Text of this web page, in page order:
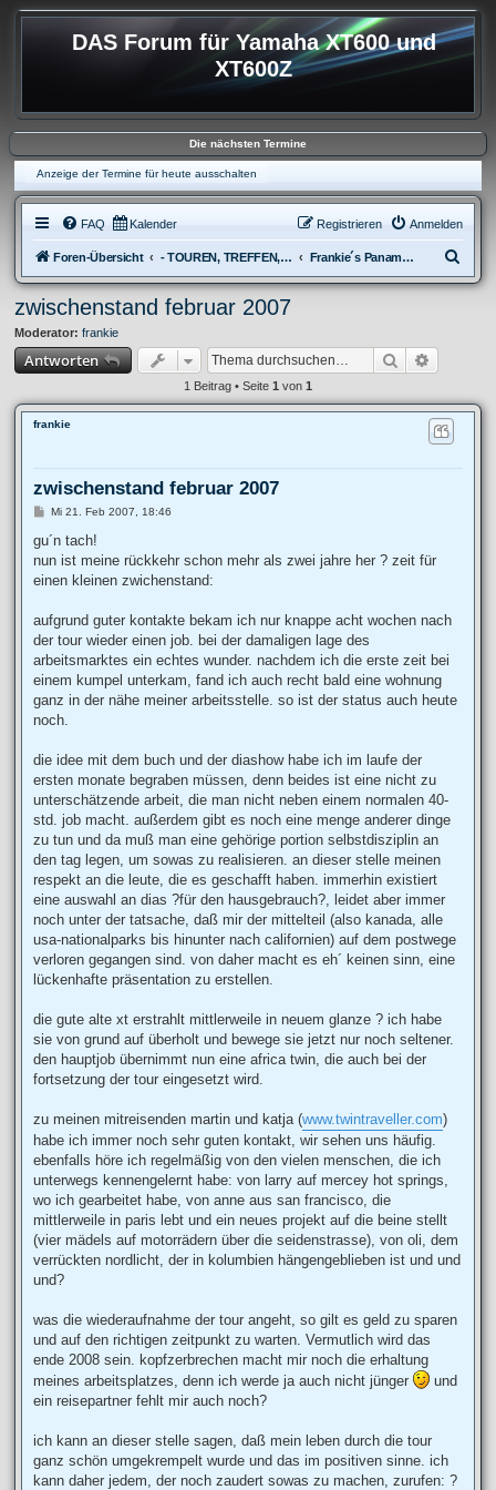
DAS Forum für Yamaha XT600 und
XT600Z
Die nächsten Termine
Anzeige der Termine für heute ausschalten
FAQ Kalender Anmelden
Registrieren
Foren-Übersicht - TOUREN, TREFFEN, REISEBERICHTE & REGIONALES Frankie´s Panamerikana-tour
u
zwischenstand februar 2007
Moderator: frankie
Antworten Suche
1 Beitrag • Seite 1 von 1
frankie
zwischenstand februar 2007
B
i
r
a
Mi 21. Feb 2007, 18:46
gu´n tach!
nun ist meine rückkehr schon mehr als zwei jahre her ? zeit für
einen kleinen zwichenstand:
aufgrund guter kontakte bekam ich nur knappe acht wochen nach
der tour wieder einen job. bei der damaligen lage des
arbeitsmarktes ein echtes wunder. nachdem ich die erste zeit bei
einem kumpel unterkam, fand ich auch recht bald eine wohnung
ganz in der nähe meiner arbeitsstelle. so ist der status auch heute
noch.
die idee mit dem buch und der diashow habe ich im laufe der
ersten monate begraben müssen, denn beides ist eine nicht zu
unterschätzende arbeit, die man nicht neben einem normalen 40-
std. job macht. außerdem gibt es noch eine menge anderer dinge
zu tun und da muß man eine gehörige portion selbstdisziplin an
den tag legen, um sowas zu realisieren. an dieser stelle meinen
respekt an die leute, die es geschafft haben. immerhin existiert
eine auswahl an dias ?für den hausgebrauch?, leidet aber immer
noch unter der tatsache, daß mir der mittelteil (also kanada, alle
usa-nationalparks bis hinunter nach californien) auf dem postwege
verloren gegangen sind. von daher macht es eh´ keinen sinn, eine
lückenhafte präsentation zu erstellen.
die gute alte xt erstrahlt mittlerweile in neuem glanze ? ich habe
sie von grund auf überholt und bewege sie jetzt nur noch seltener.
den hauptjob übernimmt nun eine africa twin, die auch bei der
fortsetzung der tour eingesetzt wird.
zu meinen mitreisenden martin und katja (www.twintraveller.com)
habe ich immer noch sehr guten kontakt, wir sehen uns häufig.
ebenfalls höre ich regelmäßig von den vielen menschen, die ich
unterwegs kennengelernt habe: von larry auf mercey hot springs,
wo ich gearbeitet habe, von anne aus san francisco, die
mittlerweile in paris lebt und ein neues projekt auf die beine stellt
(vier mädels auf motorrädern über die seidenstrasse), von oli, dem
verrückten nordlicht, der in kolumbien hängengeblieben ist und und
und?
was die wiederaufnahme der tour angeht, so gilt es geld zu sparen
und auf den richtigen zeitpunkt zu warten. Vermutlich wird das
ende 2008 sein. kopfzerbrechen macht mir noch die erhaltung
meines arbeitsplatzes, denn ich werde ja auch nicht jünger
und
ein reisepartner fehlt mir auch noch?
ich kann an dieser stelle sagen, daß mein leben durch die tour
ganz schön umgekrempelt wurde und das im positiven sinne. ich
kann daher jedem, der noch zaudert sowas zu machen, zurufen: ?